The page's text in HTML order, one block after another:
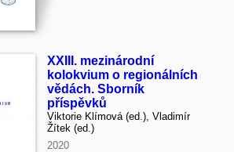
XXIII. mezinárodní
kolokvium o regionálních
vědách. Sborník
příspěvků
Viktorie Klímová (ed.), Vladimír
Žítek (ed.)
2020